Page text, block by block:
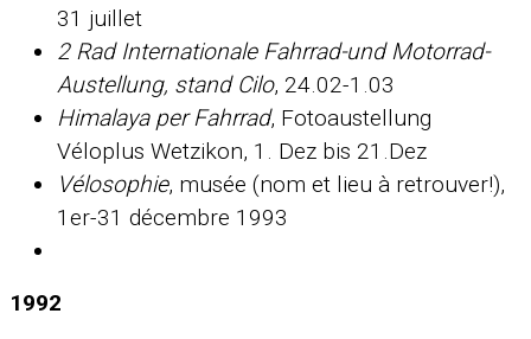
31 juillet
2 Rad Internationale Fahrrad-und Motorrad-
Austellung, stand Cilo, 24.02-1.03
Himalaya per Fahrrad, Fotoaustellung
Véloplus Wetzikon, 1. Dez bis 21.Dez
Vélosophie, musée (nom et lieu à retrouver!),
1er-31 décembre 1993
1992